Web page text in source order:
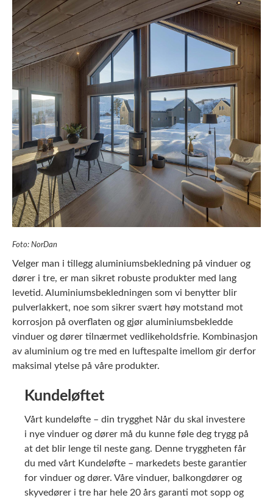
Foto: NorDan
Velger man i tillegg aluminiumsbekledning på vinduer og
dører i tre, er man sikret robuste produkter med lang
levetid. Aluminiumsbekledningen som vi benytter blir
pulverlakkert, noe som sikrer svært høy motstand mot
korrosjon på overflaten og gjør aluminiumsbekledde
vinduer og dører tilnærmet vedlikeholdsfrie. Kombinasjon
av aluminium og tre med en luftespalte imellom gir derfor
maksimal ytelse på våre produkter.
Kundeløftet
Vårt kundeløfte – din trygghet Når du skal investere
i nye vinduer og dører må du kunne føle deg trygg på
at det blir lenge til neste gang. Denne tryggheten får
du med vårt Kundeløfte – markedets beste garantier
for vinduer og dører. Våre vinduer, balkongdører og
skyvedører i tre har hele 20 års garanti mot sopp og